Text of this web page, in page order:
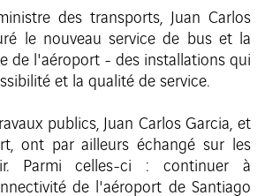
des transports, Juan Carlos
le nouveau service de bus et la
de l'aéroport - des installations qui
et la qualité de service.
publics, Juan Carlos Garcia, et
ont par ailleurs échangé sur les
Parmi celles-ci : continuer à
de l'aéroport de Santiago